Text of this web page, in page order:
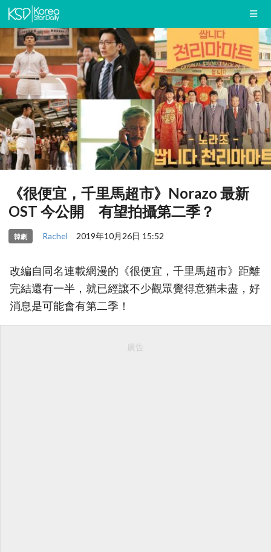
《很便宜，千里馬超市》Norazo 最新
OST 今公開 有望拍攝第二季？
韓劇 Rachel 2019年10月26日 15:52
改編自同名連載網漫的《很便宜，千里馬超市》距離
完結還有一半，就已經讓不少觀眾覺得意猶未盡，好
消息是可能會有第二季！
廣告